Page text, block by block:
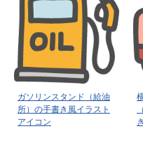
ガソリンスタンド（給油
所）の手書き風イラスト
アイコン